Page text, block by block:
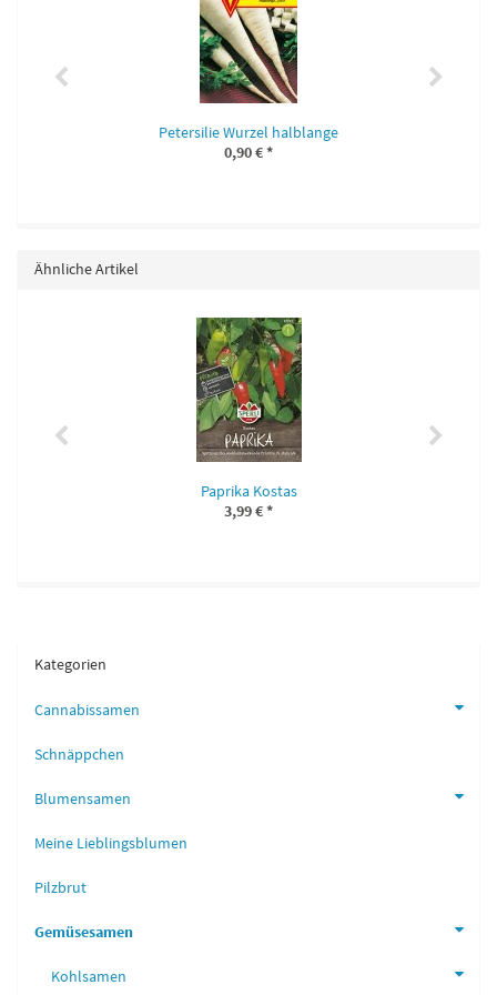
Petersilie Wurzel halblange
0,90 €*
Ähnliche Artikel
Paprika Kostas
3,99 €*
Kategorien
Cannabissamen
Schnäppchen
Blumensamen
Meine Lieblingsblumen
Pilzbrut
Gemüsesamen
Kohlsamen